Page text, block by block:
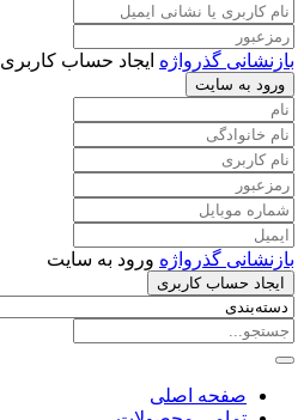
بازنشانی گذرواژه ایجاد حساب کاربری
ورود به سایت
بازنشانی گذرواژه ورود به سایت
ایجاد حساب کاربری
صفحه اصلی